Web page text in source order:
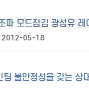
파 모드잠김 광섬유 레
2012-05-18
불안정성을 갖는 상